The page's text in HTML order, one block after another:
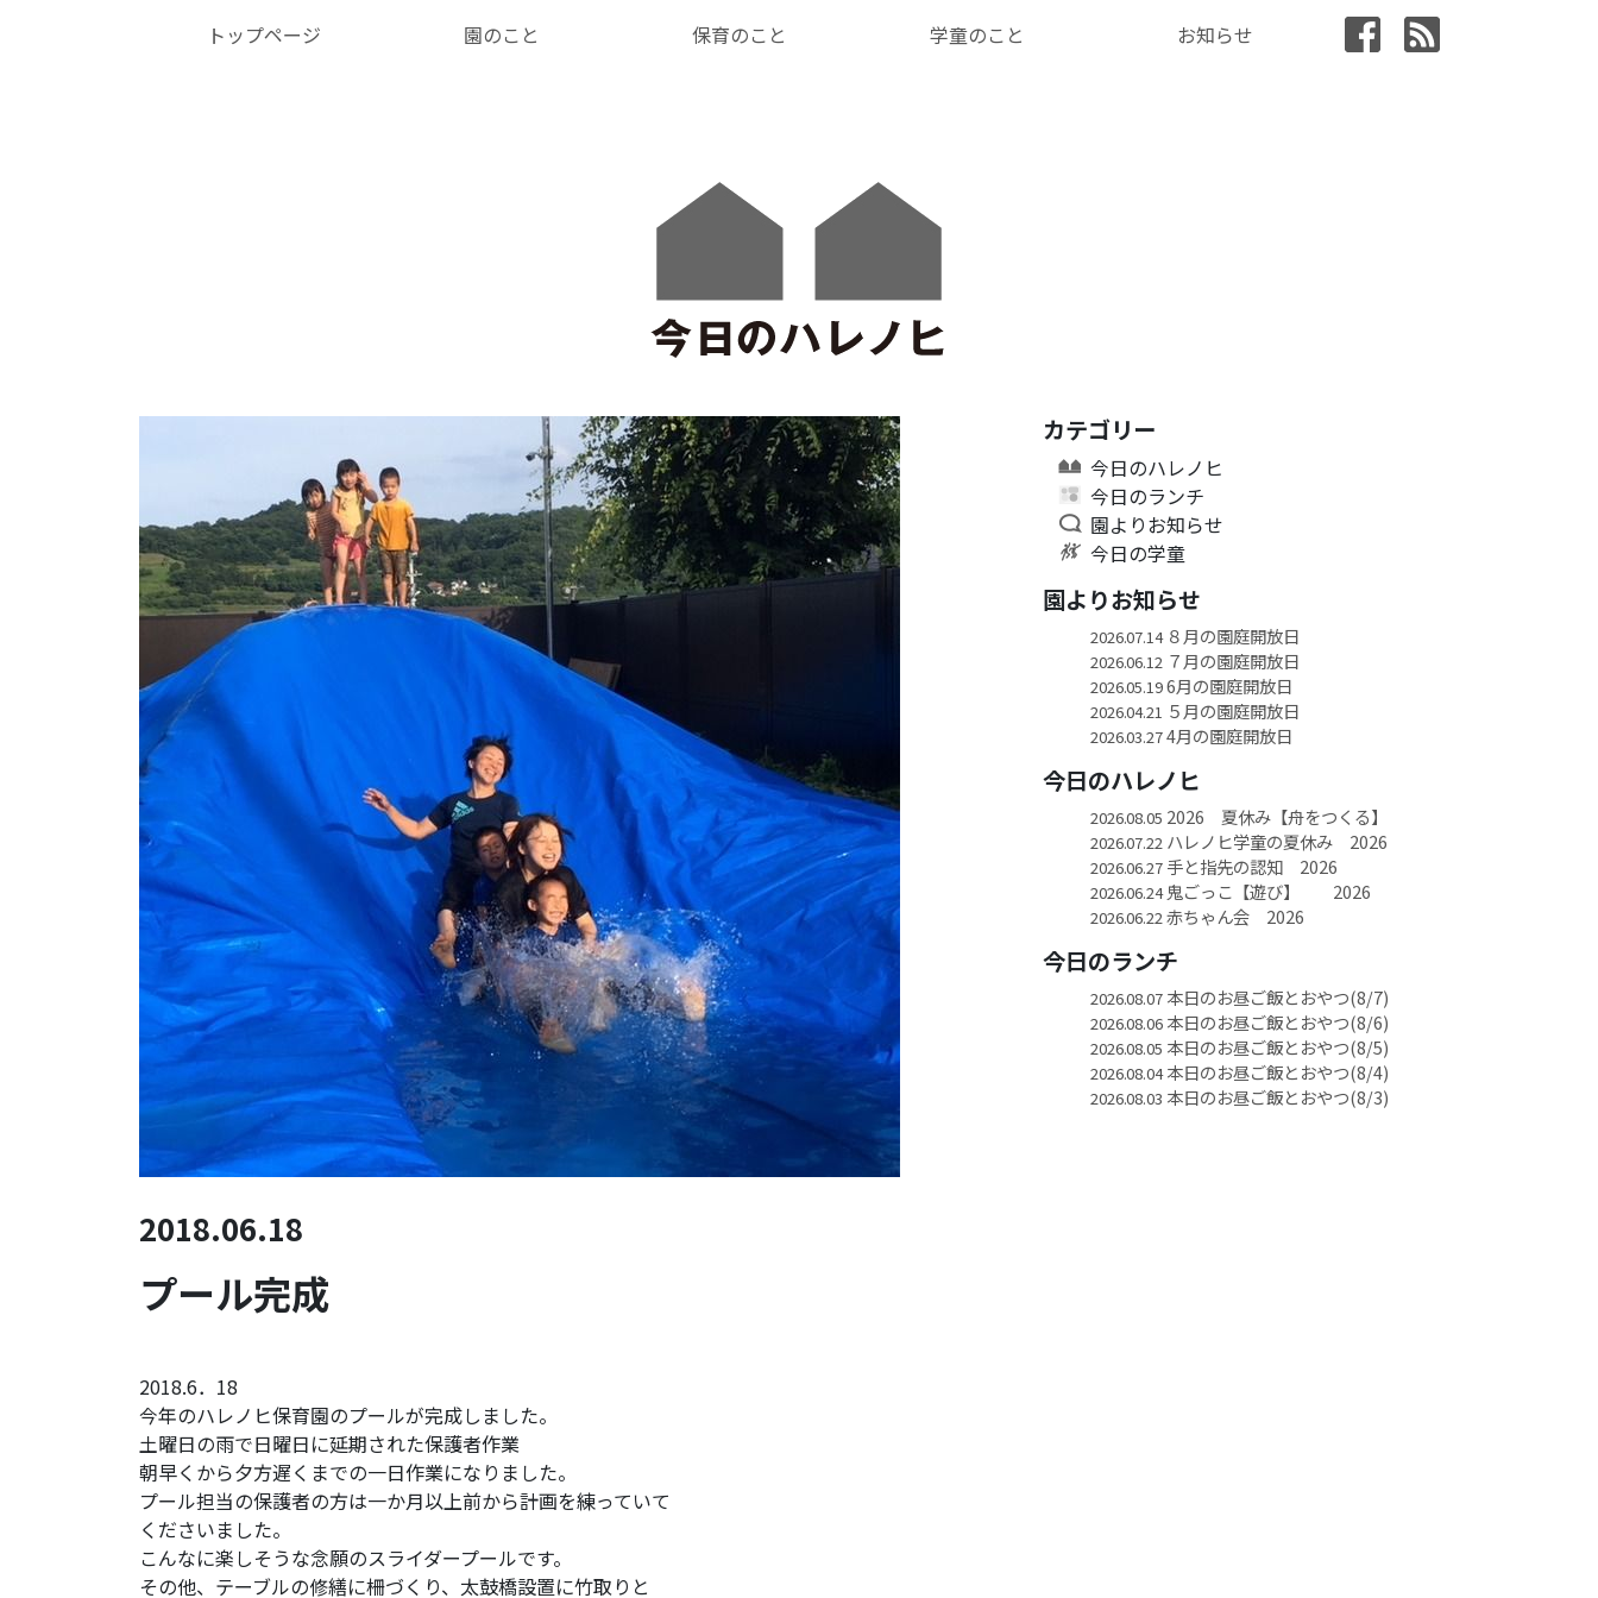
トップページ 園のこと 保育のこと 学童のこと お知らせ
2018.06.18
プール完成
2018.6．18
今年のハレノヒ保育園のプールが完成しました。
土曜日の雨で日曜日に延期された保護者作業
朝早くから夕方遅くまでの一日作業になりました。
プール担当の保護者の方は一か月以上前から計画を練っていて
くださいました。
こんなに楽しそうな念願のスライダープールです。
その他、テーブルの修繕に柵づくり、太鼓橋設置に竹取りと
カテゴリー
今日のハレノヒ
今日のランチ
園よりお知らせ
今日の学童
園よりお知らせ
2026.07.14８月の園庭開放日
2026.06.12 ７月の園庭開放日
2026.05.196月の園庭開放日
2026.04.21 ５月の園庭開放日
2026.03.274月の園庭開放日
今日のハレノヒ
2026.08.05 2026 夏休み【舟をつくる】
2026.07.22 ハレノヒ学童の夏休み 2026
2026.06.27手と指先の認知 2026
2026.06.24鬼ごっこ【遊び】 2026
2026.06.22 赤ちゃん会 2026
今日のランチ
2026.08.07本日のお昼ご飯とおやつ(8/7)
2026.08.06本日のお昼ご飯とおやつ(8/6)
2026.08.05 本日のお昼ご飯とおやつ(8/5)
2026.08.04本日のお昼ご飯とおやつ(8/4)
2026.08.03 本日のお昼ご飯とおやつ(8/3)